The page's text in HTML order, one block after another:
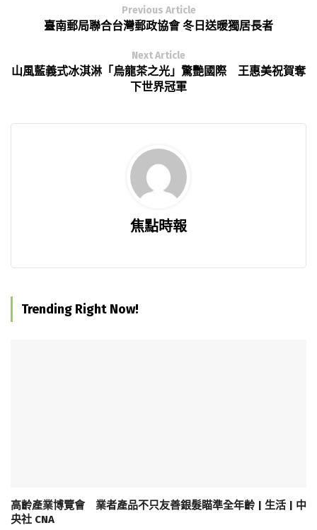
Previous Article
臺南郵局聯合台灣郵政協會 冬日送暖獨居長者
Next Article
山風藍義式冰淇淋「烏龍茶之光」驚艷國際 王惠美祝賀奪
下世界冠軍
焦點時報
Trending Right Now!
高齡產業博覽會 業者產品不只友善銀髮瞄準全年齡 | 生活 | 中
央社 CNA